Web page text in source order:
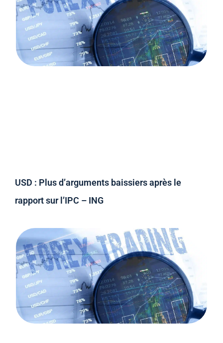
USD : Plus d’arguments baissiers après le
rapport sur l’IPC – ING